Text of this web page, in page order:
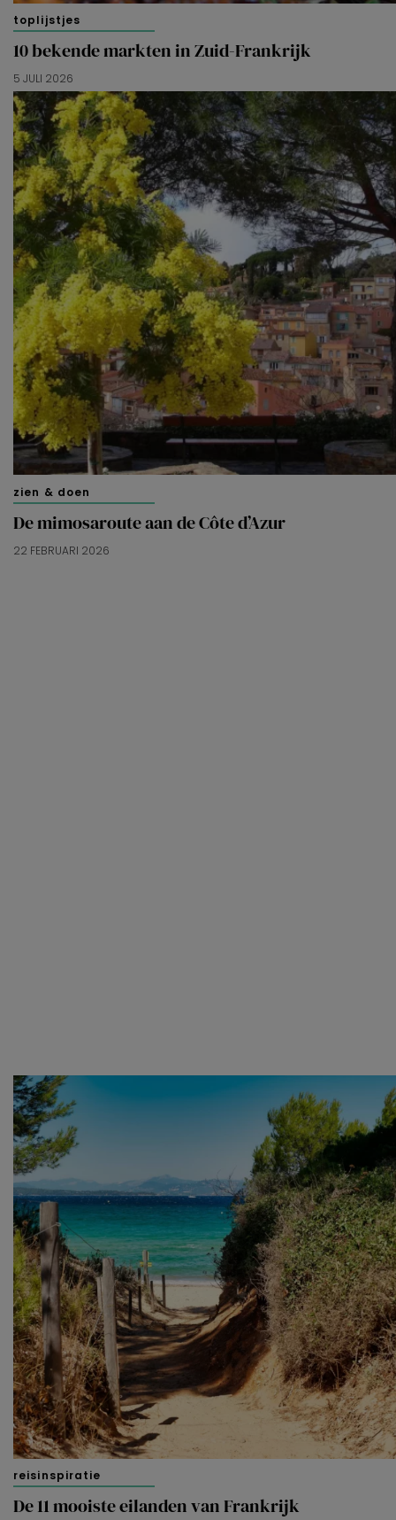
toplijstjes
10 bekende markten in Zuid-Frankrijk
5 JULI 2026
zien & doen
De mimosaroute aan de Côte d’Azur
22 FEBRUARI 2026
reisinspiratie
De 11 mooiste eilanden van Frankrijk